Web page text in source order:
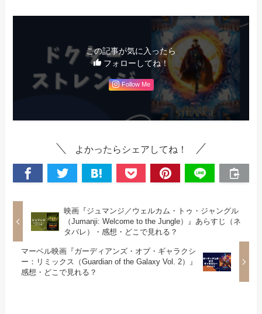
この記事が気に入ったら
フォローしてね！
Follow Me
よかったらシェアしてね！
映画『ジュマンジ／ウェルカム・トゥ・ジャングル
（Jumanji: Welcome to the Jungle）』あらすじ（ネ
タバレ）・感想・どこで見れる？
マーベル映画『ガーディアンズ・オブ・ギャラクシ
ー：リミックス（Guardian of the Galaxy Vol. 2）』
感想・どこで見れる？